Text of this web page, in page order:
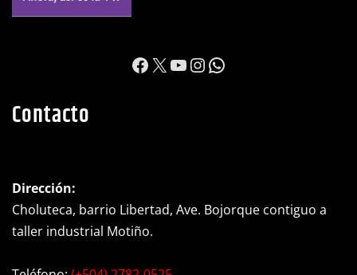
taller industrial Motiño.
Teléfono:(+504) 2782-0525